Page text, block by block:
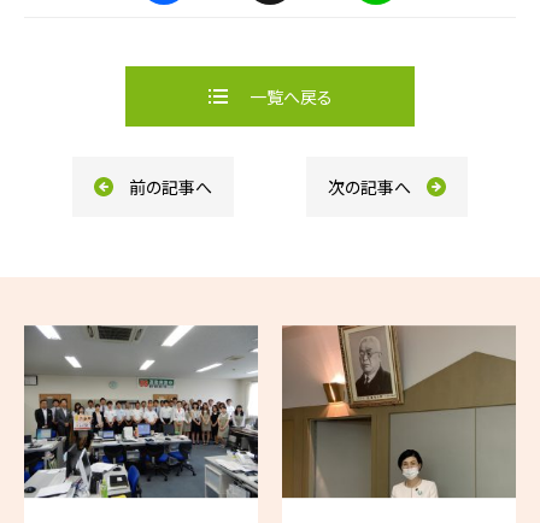
e
o
e
一覧へ戻る
前の記事へ 次の記事へ